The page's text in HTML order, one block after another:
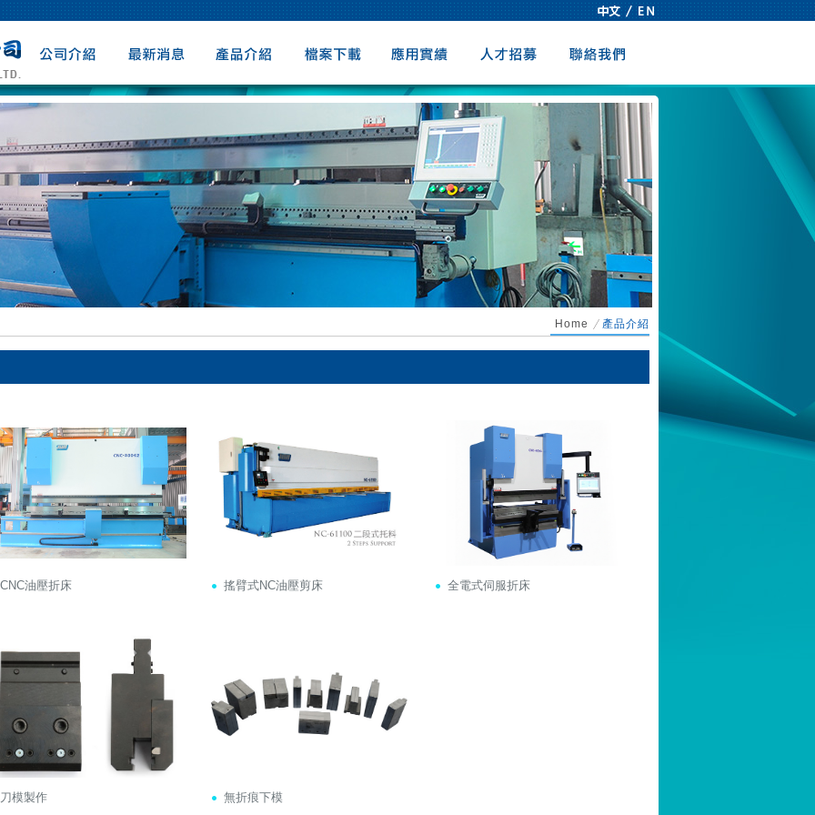
公司介紹 應用實績 人才招募 聯絡我們
Home 產品介紹
CNC油壓折床 搖臂式NC油壓剪床 全電式伺服折床
刀模製作 無折痕下模